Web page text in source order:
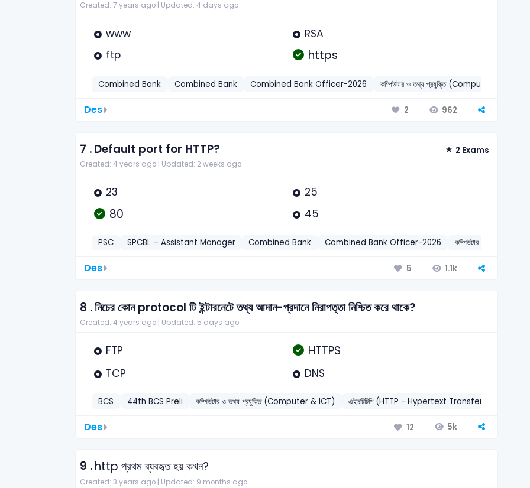
Created: 7 years ago | Updated: 4 days ago
www
RSA
ftp
https
Combined Bank Combined Bank Combined Bank Officer-2026 কম্পিউটার ও তথ্য প্রযুক্তি (Computer & ICT)
Des 2 962
7 .Default port for HTTP? 2 Exams
Created: 4 years ago | Updated: 2 weeks ago
23 25
80 45
PSC SPCBL – Assistant Manager Combined Bank Combined Bank Officer-2026 কম্পিউটার ও তথ্য
Des 5 1.1k
8 .নিচের কোন protocol টি ইন্টারনেটে তথ্য আদান-প্রদানে নিরাপত্তা নিশ্চিত করে থাকে?
Created: 4 years ago | Updated: 5 days ago
FTP HTTPS
TCP DNS
BCS 44th BCS Preli কম্পিউটার ও তথ্য প্রযুক্তি (Computer & ICT) এইচটিটিপি (HTTP - Hypertext Transfer Protocol)
Des 12 5k
9 .http প্রথম ব্যবহৃত হয় কখন?
Created: 3 years ago | Updated: 9 months ago